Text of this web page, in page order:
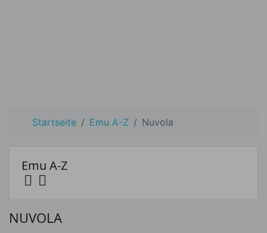
Startseite Emu A-Z Nuvola
Emu A-Z
 
NUVOLA